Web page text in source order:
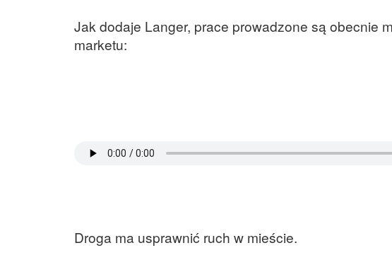
Jak dodaje Langer, prace prowadzone są obecnie
marketu:
Droga ma usprawnić ruch w mieście.